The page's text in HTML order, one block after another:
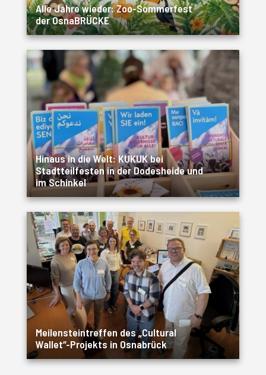
Alle Jahre wieder: Zoo-Sommerfest
der OsnaBRÜCKE
Hinaus in die Welt: KUKUK bei
Stadtteilfesten in der Dodesheide und
im Schinkel
Meilensteintreffen des „Cultural
Wallet“-Projekts in Osnabrück